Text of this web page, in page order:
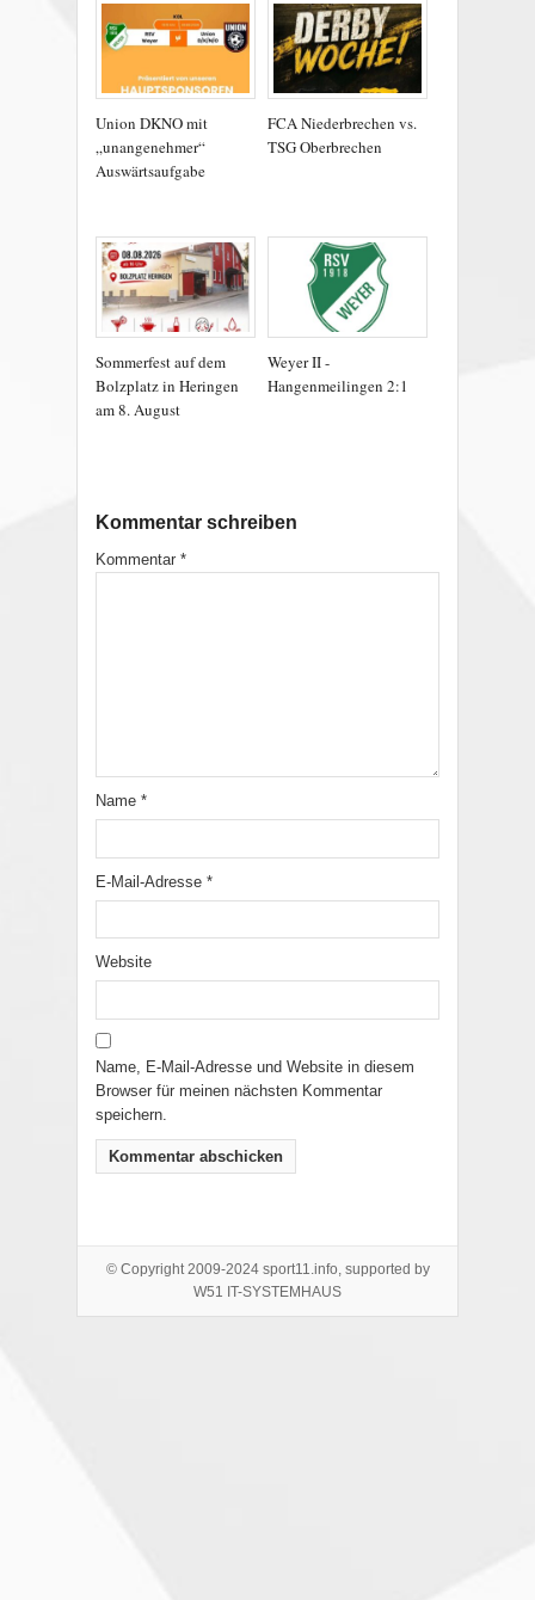
Union DKNO mit
„unangenehmer“
Auswärtsaufgabe
FCA Niederbrechen vs.
TSG Oberbrechen
Sommerfest auf dem
Bolzplatz in Heringen
am 8. August
Weyer II -
Hangenmeilingen 2:1
Kommentar schreiben
Kommentar *
Name *
E-Mail-Adresse *
Website
Name, E-Mail-Adresse und Website in diesem
Browser für meinen nächsten Kommentar
speichern.
© Copyright 2009-2024 sport11.info, supported by
W51 IT-SYSTEMHAUS